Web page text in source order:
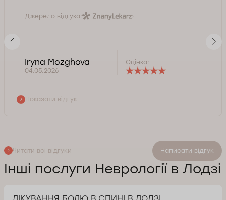
Джерело відгука:
Iryna Mozghova
04.05.2026
Оцінка:
Показати відгук
Читати всі відгуки Написати відгук
Інші послуги Неврології в Лодзі